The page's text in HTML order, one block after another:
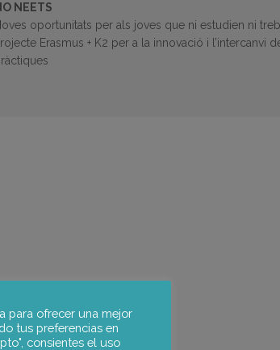
NEETS
oportunitats per als joves que ni estudien ni
Erasmus + K2 per a la innovació i l’intercanvi
para ofrecer una mejor
tus preferencias en
consientes el uso